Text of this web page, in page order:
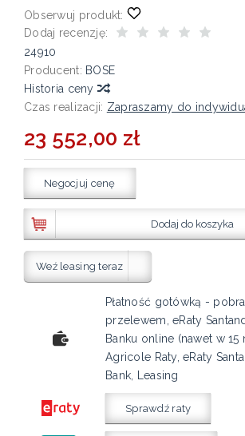
Obserwuj produkt:
Dodaj recenzję:
24910
Producent: BOSE
Historia ceny
Czas realizacji: Zapraszamy do
23 552,00 zł
Negocjuj cenę
Dodaj do koszyka
Weź leasing teraz
Płatność gotówką -
przelewem, eRaty
Banku online (nawet w 15
Agricole Raty, eRaty
Bank, Leasing
Sprawdź raty